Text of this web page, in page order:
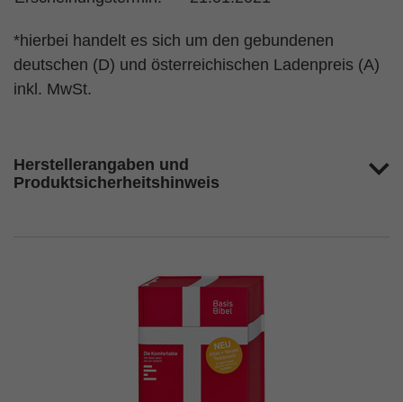
*hierbei handelt es sich um den gebundenen
deutschen (D) und österreichischen Ladenpreis (A)
inkl. MwSt.
Herstellerangaben und
Produktsicherheitshinweis